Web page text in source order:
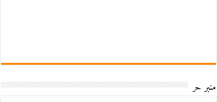
منبر حر